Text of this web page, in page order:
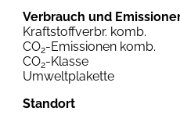
Verbrauch und
Kraftstoffverbr. komb.
CO2-Emissionen komb.
CO2-Klasse
Umweltplakette
Standort